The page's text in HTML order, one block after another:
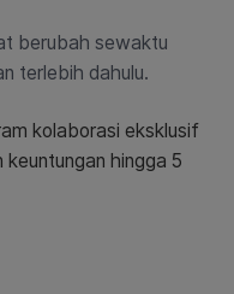
berubah sewaktu
terlebih dahulu.
kolaborasi eksklusif
hingga 5